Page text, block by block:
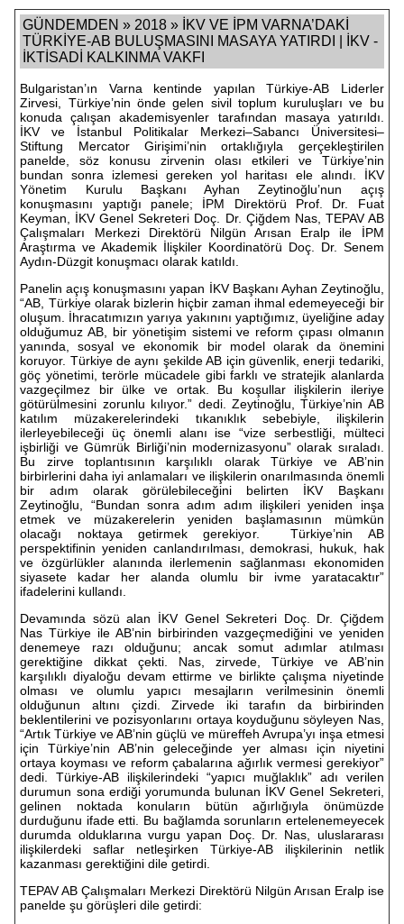
GÜNDEMDEN » 2018 » İKV VE İPM VARNA’DAKİ
TÜRKİYE-AB BULUŞMASINI MASAYA YATIRDI | İKV -
İKTİSADİ KALKINMA VAKFI
Bulgaristan’ın Varna kentinde yapılan Türkiye-AB Liderler
Zirvesi, Türkiye’nin önde gelen sivil toplum kuruluşları ve bu
konuda çalışan akademisyenler tarafından masaya yatırıldı.
İKV ve İstanbul Politikalar Merkezi–Sabancı Üniversitesi–
Stiftung Mercator Girişimi’nin ortaklığıyla gerçekleştirilen
panelde, söz konusu zirvenin olası etkileri ve Türkiye’nin
bundan sonra izlemesi gereken yol haritası ele alındı. İKV
Yönetim Kurulu Başkanı Ayhan Zeytinoğlu’nun açış
konuşmasını yaptığı panele; İPM Direktörü Prof. Dr. Fuat
Keyman, İKV Genel Sekreteri Doç. Dr. Çiğdem Nas, TEPAV AB
Çalışmaları Merkezi Direktörü Nilgün Arısan Eralp ile İPM
Araştırma ve Akademik İlişkiler Koordinatörü Doç. Dr. Senem
Aydın-Düzgit konuşmacı olarak katıldı.
Panelin açış konuşmasını yapan İKV Başkanı Ayhan Zeytinoğlu,
“AB, Türkiye olarak bizlerin hiçbir zaman ihmal edemeyeceği bir
oluşum. İhracatımızın yarıya yakınını yaptığımız, üyeliğine aday
olduğumuz AB, bir yönetişim sistemi ve reform çıpası olmanın
yanında, sosyal ve ekonomik bir model olarak da önemini
koruyor. Türkiye de aynı şekilde AB için güvenlik, enerji tedariki,
göç yönetimi, terörle mücadele gibi farklı ve stratejik alanlarda
vazgeçilmez bir ülke ve ortak. Bu koşullar ilişkilerin ileriye
götürülmesini zorunlu kılıyor.” dedi. Zeytinoğlu, Türkiye’nin AB
katılım müzakerelerindeki tıkanıklık sebebiyle, ilişkilerin
ilerleyebileceği üç önemli alanı ise “vize serbestliği, mülteci
işbirliği ve Gümrük Birliği’nin modernizasyonu” olarak sıraladı.
Bu zirve toplantısının karşılıklı olarak Türkiye ve AB’nin
birbirlerini daha iyi anlamaları ve ilişkilerin onarılmasında önemli
bir adım olarak görülebileceğini belirten İKV Başkanı
Zeytinoğlu, “Bundan sonra adım adım ilişkileri yeniden inşa
etmek ve müzakerelerin yeniden başlamasının mümkün
olacağı noktaya getirmek gerekiyor. Türkiye’nin AB
perspektifinin yeniden canlandırılması, demokrasi, hukuk, hak
ve özgürlükler alanında ilerlemenin sağlanması ekonomiden
siyasete kadar her alanda olumlu bir ivme yaratacaktır”
ifadelerini kullandı.
Devamında sözü alan İKV Genel Sekreteri Doç. Dr. Çiğdem
Nas Türkiye ile AB’nin birbirinden vazgeçmediğini ve yeniden
denemeye razı olduğunu; ancak somut adımlar atılması
gerektiğine dikkat çekti. Nas, zirvede, Türkiye ve AB’nin
karşılıklı diyaloğu devam ettirme ve birlikte çalışma niyetinde
olması ve olumlu yapıcı mesajların verilmesinin önemli
olduğunun altını çizdi. Zirvede iki tarafın da birbirinden
beklentilerini ve pozisyonlarını ortaya koyduğunu söyleyen Nas,
“Artık Türkiye ve AB’nin güçlü ve müreffeh Avrupa’yı inşa etmesi
için Türkiye’nin AB’nin geleceğinde yer alması için niyetini
ortaya koyması ve reform çabalarına ağırlık vermesi gerekiyor”
dedi. Türkiye-AB ilişkilerindeki “yapıcı muğlaklık” adı verilen
durumun sona erdiği yorumunda bulunan İKV Genel Sekreteri,
gelinen noktada konuların bütün ağırlığıyla önümüzde
durduğunu ifade etti. Bu bağlamda sorunların ertelenemeyecek
durumda olduklarına vurgu yapan Doç. Dr. Nas, uluslararası
ilişkilerdeki saflar netleşirken Türkiye-AB ilişkilerinin netlik
kazanması gerektiğini dile getirdi.
TEPAV AB Çalışmaları Merkezi Direktörü Nilgün Arısan Eralp ise
panelde şu görüşleri dile getirdi: